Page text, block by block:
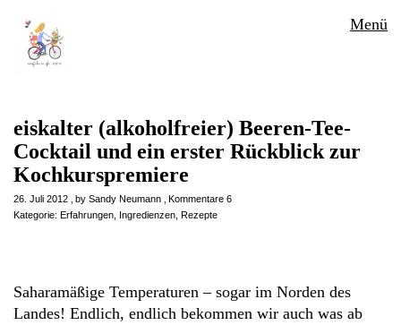
Menü
eiskalter (alkoholfreier) Beeren-Tee-
Cocktail und ein erster Rückblick zur
Kochkurspremiere
26. Juli 2012 by Sandy Neumann
Kommentare 6
Kategorie: Erfahrungen Ingredienzen Rezepte
Saharamäßige Temperaturen – sogar im Norden des
Landes! Endlich, endlich bekommen wir auch was ab